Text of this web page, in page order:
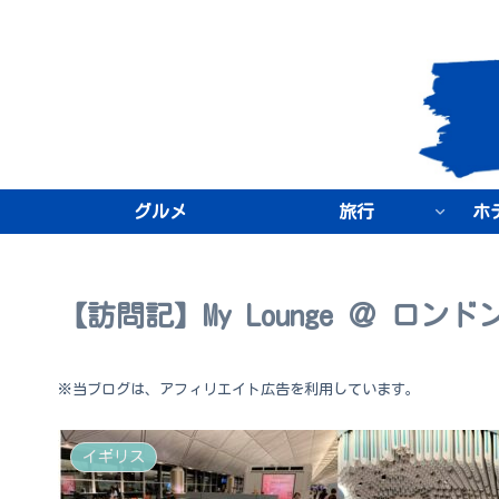
グルメ 旅行 ホ
【訪問記】My Lounge ＠ ロン
※当ブログは、アフィリエイト広告を利用しています。
イギリス